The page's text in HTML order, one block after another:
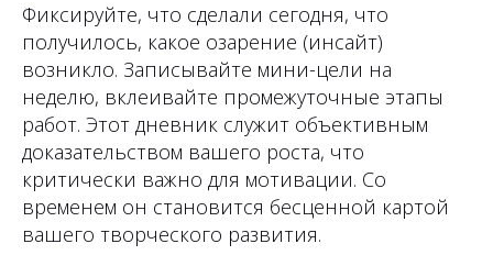
Фиксируйте, что сделали сегодня, что
получилось, какое озарение (инсайт)
возникло. Записывайте мини-цели на
неделю, вклеивайте промежуточные этапы
работ. Этот дневник служит объективным
доказательством вашего роста, что
критически важно для мотивации. Со
временем он становится бесценной картой
вашего творческого развития.